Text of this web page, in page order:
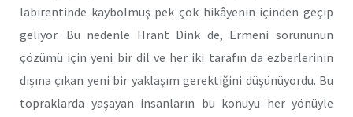
labirentinde kaybolmuş pek çok hikâyenin içinden geçip
geliyor. Bu nedenle Hrant Dink de, Ermeni sorununun
çözümü için yeni bir dil ve her iki tarafın da ezberlerinin
dışına çıkan yeni bir yaklaşım gerektiğini düşünüyordu. Bu
topraklarda yaşayan insanların bu konuyu her yönüyle